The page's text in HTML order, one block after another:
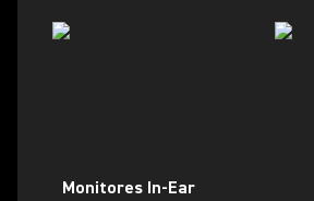
Monitores In-Ear